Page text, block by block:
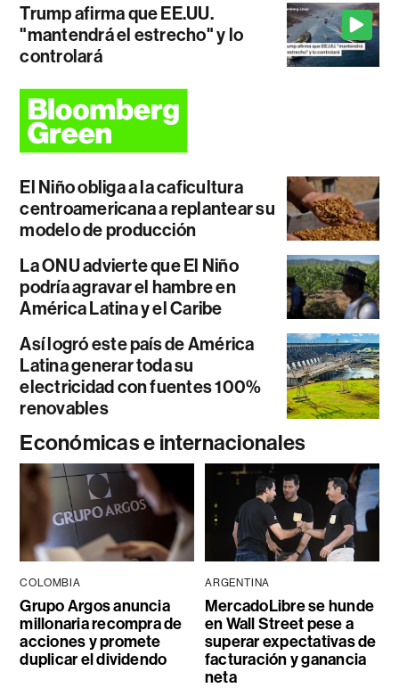
Trump afirma que EE.UU.
"mantendrá el estrecho" y lo
controlará
El Niño obliga a la caficultura
centroamericana a replantear su
modelo de producción
La ONU advierte que El Niño
podría agravar el hambre en
América Latina y el Caribe
Así logró este país de América
Latina generar toda su
electricidad con fuentes 100%
renovables
Económicas e internacionales
COLOMBIA
Grupo Argos anuncia
millonaria recompra de
acciones y promete
duplicar el dividendo
ARGENTINA
MercadoLibre se hunde
en Wall Street pese a
superar expectativas de
facturación y ganancia
neta